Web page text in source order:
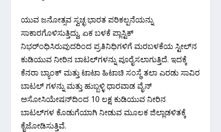
ಯುವ ಜನೋತ್ಸವ ಸ್ವಚ್ಛ ಭಾರತ ಪರಿಕಲ್ಪನೆಯನ್ನು
ಸಾಕಾರಗೊಳಿಸುತ್ತಿದ್ದು, ಏಕ ಬಳಕೆ ಪ್ಲಾಸ್ಟಿಕ್
ನಿಭರ್ಂಧಿಸಿರುವುದರಿಂದ ಪ್ರತಿನಿಧಿಗಳಿಗೆ ಮರಬಳಕೆಯ ಸ್ಟೀಲ್‍ನ
ಕುಡಿಯುವ ನೀರಿನ ಬಾಟಲ್‍ಗಳನ್ನು ಪೂರೈಸಲಾಗುತ್ತಿದೆ. ಇದಕ್ಕೆ
ಕೆನರಾ ಬ್ಯಾಂಕ್ ಮತ್ತು ಟಾಟಾ ಹಿಟಾಚಿ ಸಂಸ್ಥೆ ತಲಾ ಎರಡು ಸಾವಿರ
ಬಾಟಲ್ ಗಳನ್ನು ಮತ್ತು ಹುಬ್ಬಳ್ಳಿ ಧಾರವಾಡ ವೈನ್
ಅಸೋಸಿಯೇಷನ್‍ದಿಂದ 10 ಲಕ್ಷ ಕುಡಿಯುವ ನೀರಿನ
ಬಾಟಲ್‍ಗಳ ಕೊಡುಗೆಯಾಗಿ ನೀಡುವ ಮೂಲಕ ಜಿಲ್ಲಾಡಳಿತಕ್ಕೆ
ಕೈಜೋಡಿಸುತ್ತಿವೆ.